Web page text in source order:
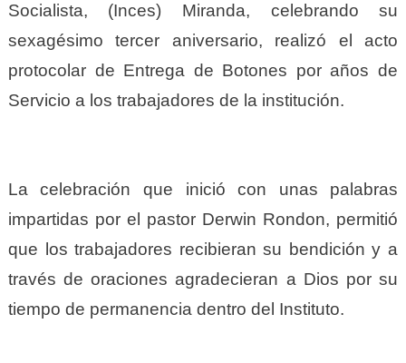
Socialista, (Inces) Miranda, celebrando su
sexagésimo tercer aniversario, realizó el acto
protocolar de Entrega de Botones por años de
Servicio a los trabajadores de la institución.
La celebración que inició con unas palabras
impartidas por el pastor Derwin Rondon, permitió
que los trabajadores recibieran su bendición y a
través de oraciones agradecieran a Dios por su
tiempo de permanencia dentro del Instituto.